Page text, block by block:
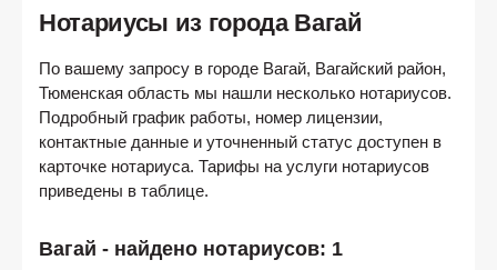
Нотариусы из города Вагай
По вашему запросу в городе Вагай, Вагайский район,
Тюменская область мы нашли несколько нотариусов.
Подробный график работы, номер лицензии,
контактные данные и уточненный статус доступен в
карточке нотариуса. Тарифы на услуги нотариусов
приведены в таблице.
Вагай - найдено нотариусов: 1